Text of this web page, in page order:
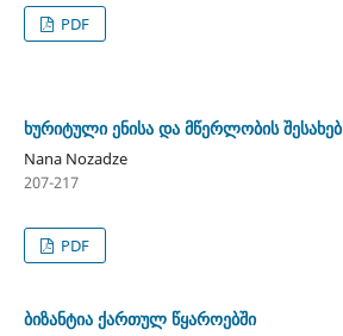
PDF
ხურიტული ენისა და მწერლობის შესახებ
Nana Nozadze
207-217
PDF
ბიზანტია ქართულ წყაროებში